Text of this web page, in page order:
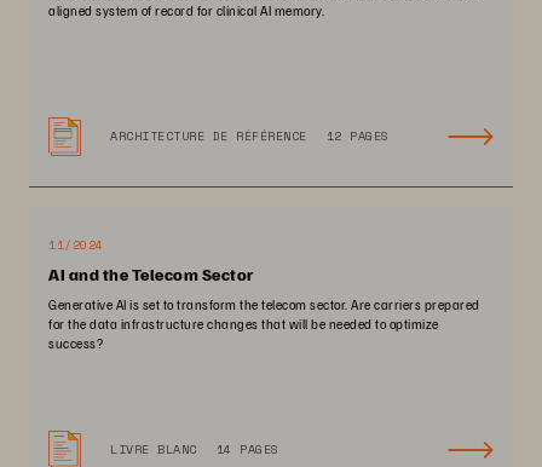
aligned system of record for clinical AI memory.
ARCHITECTURE DE RÉFÉRENCE 12 PAGES
11/2024
AI and the Telecom Sector
Generative AI is set to transform the telecom sector. Are carriers prepared
for the data infrastructure changes that will be needed to optimize
success?
LIVRE BLANC 14 PAGES